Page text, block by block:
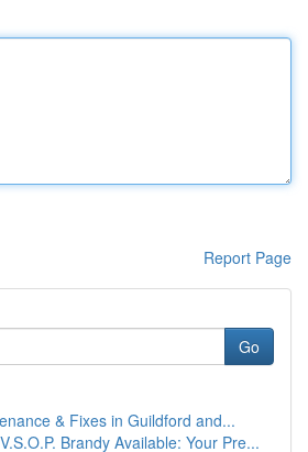
Report Page
Go
& Fixes in Guildford and...
Brandy Available: Your Pre...